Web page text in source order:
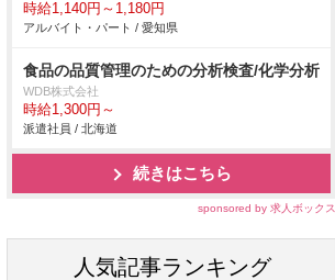
時給1,140円～1,180円
アルバイト・パート / 愛知県
食品の品質管理のための分析検査/化学分析
WDB株式会社
時給1,300円～
派遣社員 / 北海道
続きはこちら
sponsored by 求人ボックス
人気記事ランキング